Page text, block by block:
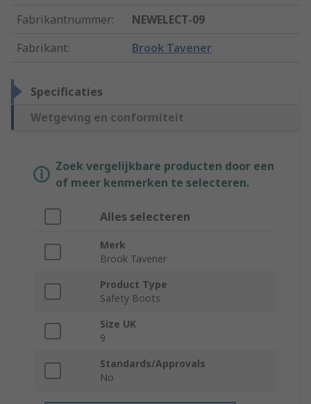
Fabrikantnummer:
NEWELECT-09
Fabrikant: Brook Tavener
Specificaties
Wetgeving en conformiteit
Zoek vergelijkbare producten door een
of meer kenmerken te selecteren.
Alles selecteren
Merk
Brook Tavener
Product Type
Safety Boots
Size UK
9
Standards/Approvals
No